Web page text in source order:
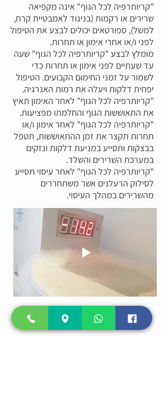
"קריותרפיה לכל הגוף" אינה מקפיאה
שרירים או רקמות (בניגוד לאמבטיית קרח,
למשל), ספורטאים יכולים לבצע את הטיפול
לפני ו/או אחרי אימון או תחרות.
מומלץ לבצע "קריותרפיה לכל הגוף" שעה
עד שעתיים לפני אימון או תחרות כדי
לשמור על זמני החימום הקבועים. הטיפול
יפחית דלקות ויעלה את רמות האנרגיה.
"קריותרפיה לכל הגוף" לאחר האימון תאיץ
את התאוששות הגוף והחלמתו מפציעות.
"קריותרפיה לכל הגוף" לאחר אימון ו/או
תחרות תקצר את זמן ההתאוששות, תטפל
בבצקות ותסייע במניעת דלקות ונזקים
במערכת השרירים והשלד.
"קריותרפיה לכל הגוף" לאחר עיסוי תסייע
לסילוק הרעלנים אשר משתחררים
מהשרירים במהלך העיסוי.